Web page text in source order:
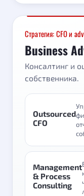
Стратегия: CFO и
Business
Консалтинг и
собственника.
Outsourced
CFO
Management
& Process
Consulting